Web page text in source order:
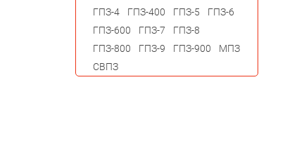
ГПЗ-4
ГПЗ-400 ГПЗ-5
ГПЗ-6
ГПЗ-600
ГПЗ-7
ГПЗ-8
ГПЗ-800
ГПЗ-9 ГПЗ-900
МПЗ
СВПЗ